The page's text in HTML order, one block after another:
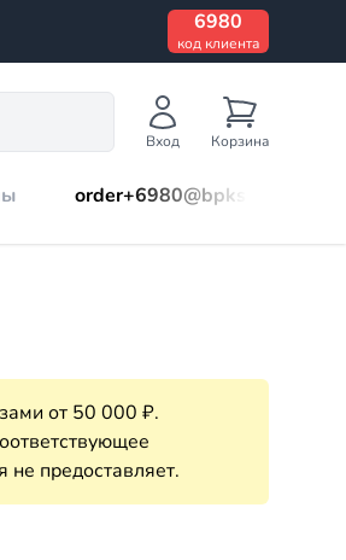
6980
код клиента
Вход Корзина
order+6980@bpks.ru
от 50 000 ₽.
предоставляет.